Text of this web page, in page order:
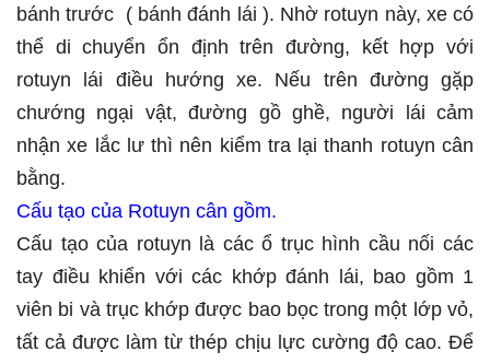
bánh trước ( bánh đánh lái ). Nhờ rotuyn này, xe có
thể di chuyển ổn định trên đường, kết hợp với
rotuyn lái điều hướng xe. Nếu trên đường gặp
chướng ngại vật, đường gồ ghề, người lái cảm
nhận xe lắc lư thì nên kiểm tra lại thanh rotuyn cân
bằng.
Cấu tạo của Rotuyn cân gồm.
Cấu tạo của rotuyn là các ổ trục hình cầu nối các
tay điều khiển với các khớp đánh lái, bao gồm 1
viên bi và trục khớp được bao bọc trong một lớp vỏ,
tất cả được làm từ thép chịu lực cường độ cao. Để